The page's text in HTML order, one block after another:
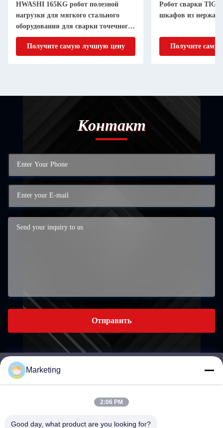
HWASHI 165KG робот полезной
нагрузки для мягкого стального
оборудования для сварки точечного
сопротивления ящика
Получите самую лучшую цену
Робот сварки TIG
шкафов из
Получите
Контакт
Отправить
marketing@hwashi.com
Marketing
2:06 PM
Good day, what product are you looking for?